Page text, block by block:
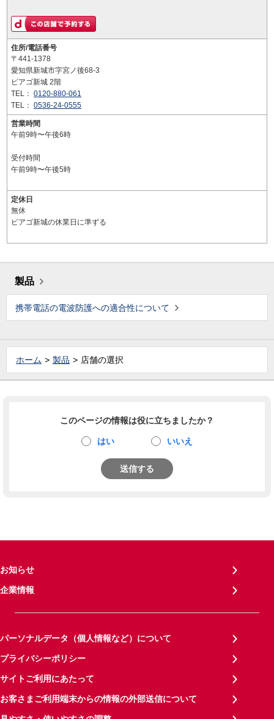
住所/電話番号
〒441-1378
愛知県新城市字宮ノ後68-3
ピアゴ新城 2階
TEL： 0120-880-061
TEL： 0536-24-0555
営業時間
午前9時〜午後6時
受付時間
午前9時〜午後5時
定休日
無休
ピアゴ新城の休業日に準ずる
製品
携帯電話の電波防護への適合性について
ホーム 製品 店舗の選択
このページの情報は役に立ちましたか？
はい いいえ
送信する
お知らせ
企業情報
パーソナルデータ（個人情報など）について
プライバシーポリシー
サイトご利用にあたって
お客さまご利用端末からの情報の外部送信について